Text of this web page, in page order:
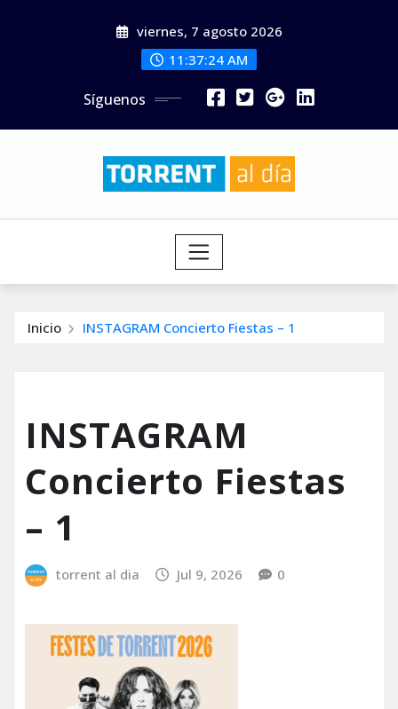
viernes, 7 agosto 2026
11:37:26 AM
Síguenos
Inicio INSTAGRAM Concierto Fiestas – 1
INSTAGRAM
Concierto Fiestas
– 1
torrent al dia Jul 9, 2026 0